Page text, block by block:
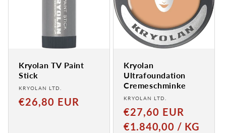
Kryolan TV Paint
Stick
Provider:
KRYOLAN LTD.
Normal
€26,80 EUR
Kryolan
Ultrafoundation
Cremeschminke
Provider:
KRYOLAN LTD.
Normaler
Preis
€27,60 EUR
GRUNDPREIS
€1.840,00 / PRO
KG